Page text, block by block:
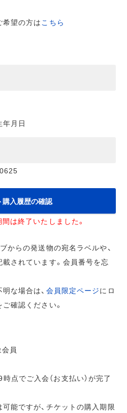
望の方は こちら
月日
購入履歴の確認
は終了いたしました。
からの発送物の宛名ラベルや、
されています。会員番号を忘
な場合は、 会員限定ページにロ
確認ください。
員
点でご入会（お支払い）が完了
能ですが、チケットの購入期限